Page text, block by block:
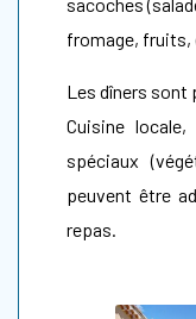
fromage, fruits,
Les dîners sont
Cuisine
spéciaux
peuvent être
repas.